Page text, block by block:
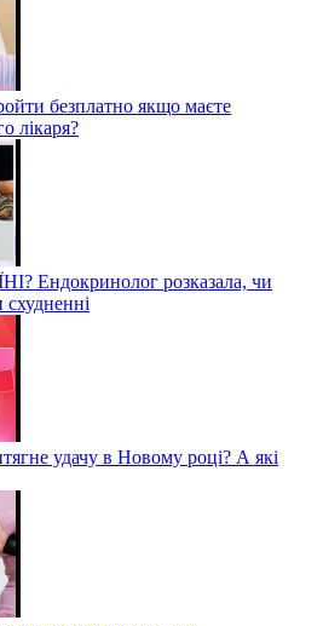
безплатно якщо маєте
лікаря?
Ендокринолог розказала, чи
удачу в Новому році? А які